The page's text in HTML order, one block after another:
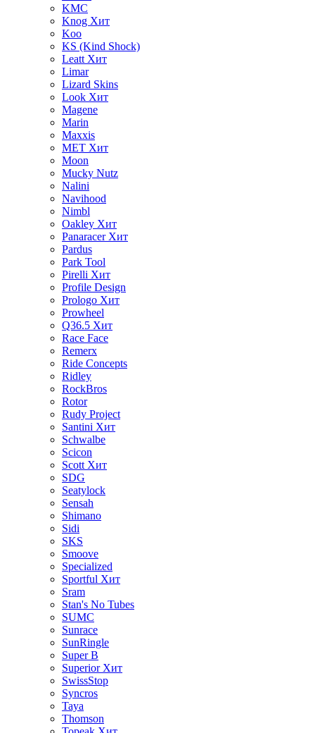
KMC
Knog Хит
Koo
KS (Kind Shock)
Leatt Хит
Limar
Lizard Skins
Look Хит
Magene
Marin
Maxxis
MET Хит
Moon
Mucky Nutz
Nalini
Navihood
Nimbl
Oakley Хит
Panaracer Хит
Pardus
Park Tool
Pirelli Хит
Profile Design
Prologo Хит
Prowheel
Q36.5 Хит
Race Face
Remerx
Ride Concepts
Ridley
RockBros
Rotor
Rudy Project
Santini Хит
Schwalbe
Scicon
Scott Хит
SDG
Seatylock
Sensah
Shimano
Sidi
SKS
Smoove
Specialized
Sportful Хит
Sram
Stan's No Tubes
SUMC
Sunrace
SunRingle
Super B
Superior Хит
SwissStop
Syncros
Taya
Thomson